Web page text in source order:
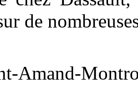
de
Amand-